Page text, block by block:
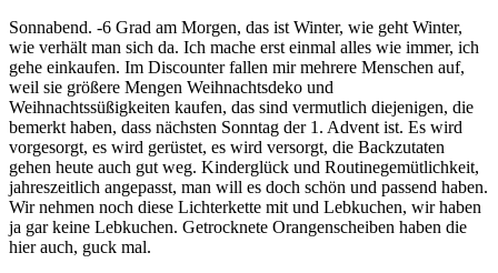
Sonnabend. -6 Grad am Morgen, das ist Winter, wie geht Winter,
wie verhält man sich da. Ich mache erst einmal alles wie immer, ich
gehe einkaufen. Im Discounter fallen mir mehrere Menschen auf,
weil sie größere Mengen Weihnachtsdeko und
Weihnachtssüßigkeiten kaufen, das sind vermutlich diejenigen, die
bemerkt haben, dass nächsten Sonntag der 1. Advent ist. Es wird
vorgesorgt, es wird gerüstet, es wird versorgt, die Backzutaten
gehen heute auch gut weg. Kinderglück und Routinegemütlichkeit,
jahreszeitlich angepasst, man will es doch schön und passend haben.
Wir nehmen noch diese Lichterkette mit und Lebkuchen, wir haben
ja gar keine Lebkuchen. Getrocknete Orangenscheiben haben die
hier auch, guck mal.